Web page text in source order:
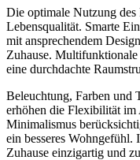
Die optimale Nutzung
Lebensqualität. Smarte
mit ansprechendem
Zuhause.
eine durchdachte
Beleuchtung, Farben und
erhöhen die Flexibilität
Minimalismus
ein besseres Wohngefühl.
Zuhause einzigartig und